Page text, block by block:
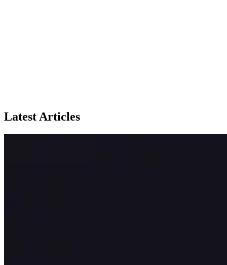
Latest Articles